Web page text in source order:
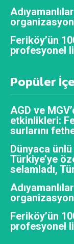
Feriköy’ün
profesyonel
Popüler
AGD ve
etkinlikleri:
surlarını
Dünyaca
Türkiye’ye
selamladı,
Feriköy’ün
profesyonel